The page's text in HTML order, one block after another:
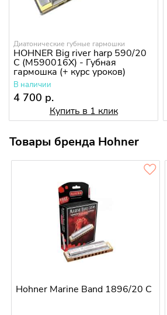
Диатонические губные гармошки
HOHNER Big river harp 590/20
C (M590016X) - Губная
гармошка (+ курс уроков)
В наличии
4 700 р.
Купить в 1 клик
Товары бренда Hohner
Hohner Marine Band 1896/20 C